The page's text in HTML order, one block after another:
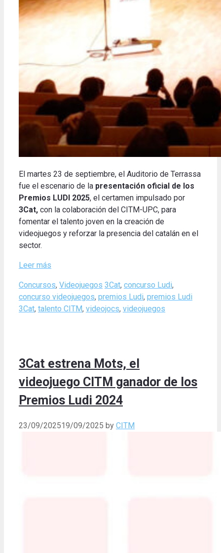
El martes 23 de septiembre, el Auditorio de Terrassa
fue el escenario de la presentación oficial de los
Premios LUDI 2025, el certamen impulsado por
3Cat, con la colaboración del CITM-UPC, para
fomentar el talento joven en la creación de
videojuegos y reforzar la presencia del catalán en el
sector.
Leer más
Categories
Concursos, Videojuegos Tags
3Cat, concurso Ludi,
concurso videojuegos, premios Ludi, premios Ludi
3Cat, talento CITM, videojocs, videojuegos
3Cat estrena Mots, el
videojuego CITM ganador de los
Premios Ludi 2024
23/09/202519/09/2025 by CITM